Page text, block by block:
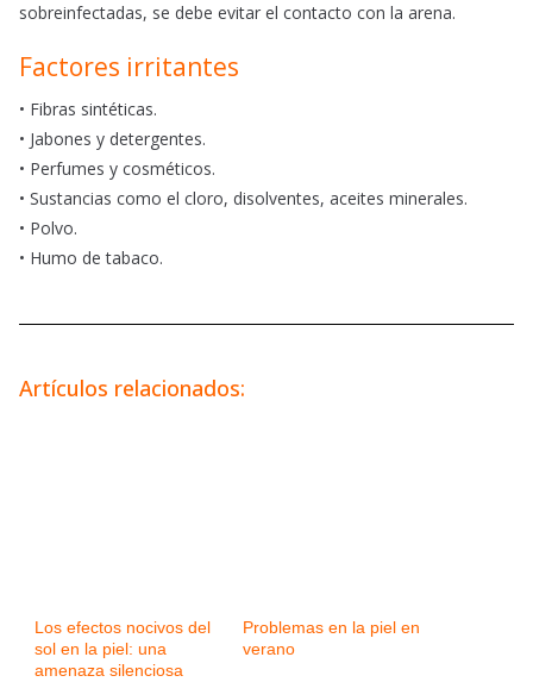
sobreinfectadas, se debe evitar el contacto con la arena.
Factores irritantes
• Fibras sintéticas.
• Jabones y detergentes.
• Perfumes y cosméticos.
• Sustancias como el cloro, disolventes, aceites minerales.
• Polvo.
• Humo de tabaco.
Artículos relacionados:
Los efectos nocivos del
sol en la piel: una
amenaza silenciosa
Problemas en la piel en
verano